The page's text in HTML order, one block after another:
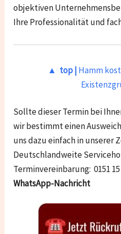
objektiven
Ihre Professionalität und
▲ top | Hamm
Sollte dieser Termin bei
wir bestimmt einen
uns dazu einfach in unserer
Deutschlandweite
Terminvereinbarung: 0151 15
WhatsApp-Nachricht